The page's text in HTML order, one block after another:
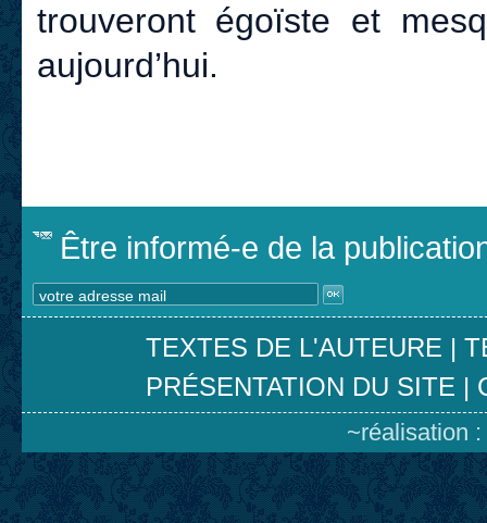
trouveront égoïste et
aujourd’hui.
Être informé-e de la
TEXTES DE L'AUTEURE |
PRÉSENTATION DU SITE |
~réalisation